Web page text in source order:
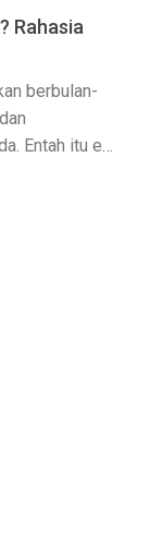
Rahasia
berbulan-
Entah itu e…